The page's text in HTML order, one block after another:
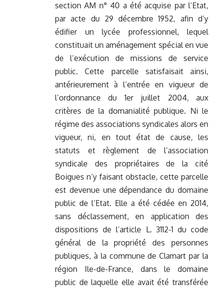
section AM n° 40 a été acquise par l’Etat,
par acte du 29 décembre 1952, afin d’y
édifier un lycée professionnel, lequel
constituait un aménagement spécial en vue
de l’exécution de missions de service
public. Cette parcelle satisfaisait ainsi,
antérieurement à l’entrée en vigueur de
l’ordonnance du 1er juillet 2004, aux
critères de la domanialité publique. Ni le
régime des associations syndicales alors en
vigueur, ni, en tout état de cause, les
statuts et règlement de l’association
syndicale des propriétaires de la cité
Boigues n’y faisant obstacle, cette parcelle
est devenue une dépendance du domaine
public de l’Etat. Elle a été cédée en 2014,
sans déclassement, en application des
dispositions de l’article L. 3112-1 du code
général de la propriété des personnes
publiques, à la commune de Clamart par la
région Ile-de-France, dans le domaine
public de laquelle elle avait été transférée